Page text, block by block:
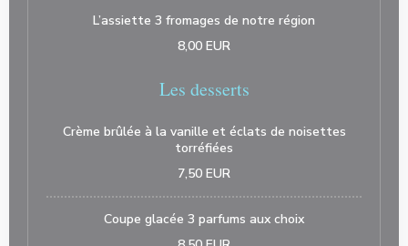
L’assiette 3 fromages de notre région
8,00 EUR
Les desserts
Crème brûlée à la vanille et éclats de noisettes
torréfiées
7,50 EUR
Coupe glacée 3 parfums aux choix